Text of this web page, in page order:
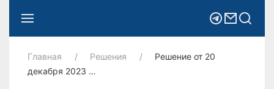
Главная Решения
Решение от 20
декабря 2023 …